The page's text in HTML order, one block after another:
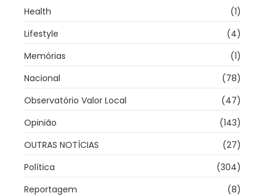
Health
(1)
Lifestyle
(4)
Memórias
(1)
Nacional
(78)
Observatório Valor Local
(47)
Opinião
(143)
OUTRAS NOTÍCIAS
(27)
Política
(304)
Reportagem
(8)